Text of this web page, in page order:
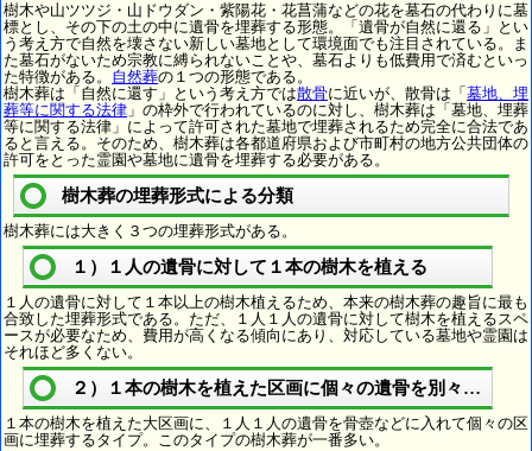
樹木や山ツツジ・山ドウダン・紫陽花・花菖蒲などの花を墓石の代わりに墓
標とし、その下の土の中に遺骨を埋葬する形態。「遺骨が自然に還る」とい
う考え方で自然を壊さない新しい墓地として環境面でも注目されている。ま
た墓石がないため宗教に縛られないことや、墓石よりも低費用で済むといっ
た特徴がある。 自然葬の１つの形態である。
樹木葬は「自然に還す」という考え方では散骨に近いが、散骨は「 墓地、埋
葬等に関する法律 」の枠外で行われているのに対し、樹木葬は「墓地、埋葬
等に関する法律」によって許可された墓地で埋葬されるため完全に合法であ
ると言える。そのため、樹木葬は各都道府県および市町村の地方公共団体の
許可をとった霊園や墓地に遺骨を埋葬する必要がある。
樹木葬の埋葬形式による分類
樹木葬には大きく３つの埋葬形式がある。
１）１人の遺骨に対して１本の樹木を植える
１人の遺骨に対して１本以上の樹木植えるため、本来の樹木葬の趣旨に最も
合致した埋葬形式である。ただ、１人１人の遺骨に対して樹木を植えるスペ
ースが必要なため、費用が高くなる傾向にあり、対応している墓地や霊園は
それほど多くない。
２）１本の樹木を植えた区画に個々の遺骨を別々に埋葬
１本の樹木を植えた大区画に、１人１人の遺骨を骨壺などに入れて個々の区
画に埋葬するタイプ。このタイプの樹木葬が一番多い。